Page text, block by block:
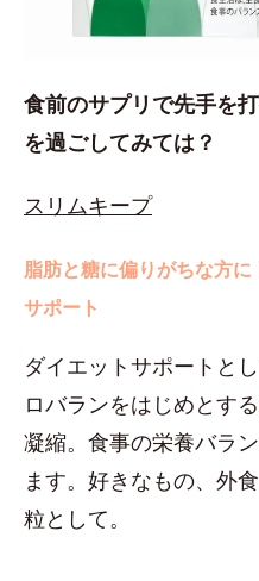
食前のサプリで先手を
を過ごしてみては？
スリムキープ
脂肪と糖に偏りがちな方
サポート
ダイエットサポートと
ロバランをはじめとす
凝縮。食事の栄養バラ
ます。好きなもの、外
粒として。